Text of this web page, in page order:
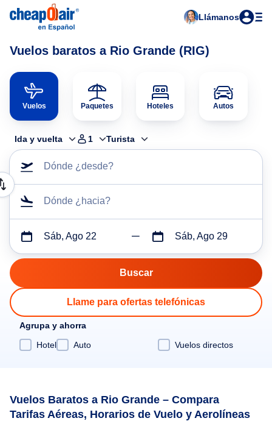
Llámanos
Vuelos baratos a Rio Grande (RIG)
Vuelos Paquetes Hoteles Autos
Ida y vuelta 1 Turista
Dónde ¿desde?
Dónde ¿hacia?
Sáb, Ago 22 Sáb, Ago 29
Llame para ofertas telefónicas
Agrupa y ahorra
Hotel
Auto Vuelos directos
Vuelos Baratos a Rio Grande – Compara
Tarifas Aéreas, Horarios de Vuelo y Aerolíneas